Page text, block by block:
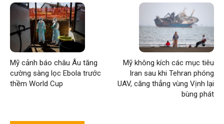
Mỹ cảnh báo châu Âu tăng
cường sàng lọc Ebola trước
thềm World Cup
Mỹ không kích các mục tiêu
Iran sau khi Tehran phóng
UAV, căng thẳng vùng Vịnh lại
bùng phát